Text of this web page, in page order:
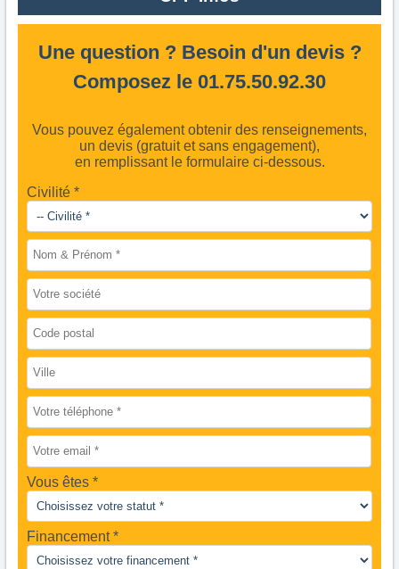
Une question ? Besoin d'un devis ?
Composez le 01.75.50.92.30
Vous pouvez également obtenir des renseignements,
un devis (gratuit et sans engagement),
en remplissant le formulaire ci-dessous.
Civilité *
Vous êtes
Financement *